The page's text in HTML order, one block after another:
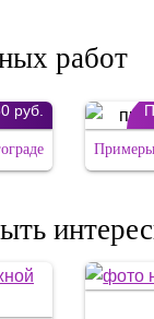
работ
руб.
Примеры